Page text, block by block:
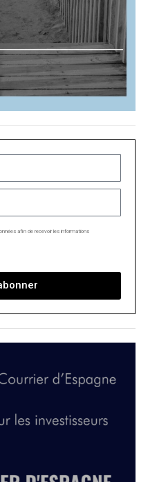
afin de recevoir les informations